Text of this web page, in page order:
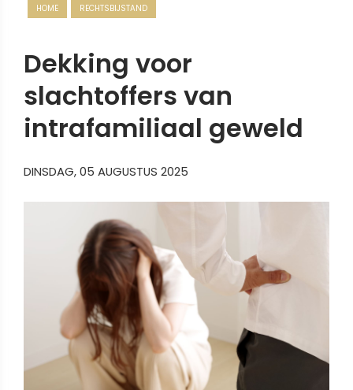
HOME RECHTSBIJSTAND
Dekking voor
slachtoffers van
intrafamiliaal geweld
DINSDAG, 05 AUGUSTUS 2025